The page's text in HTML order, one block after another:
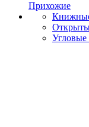
Прихожие
Угловые